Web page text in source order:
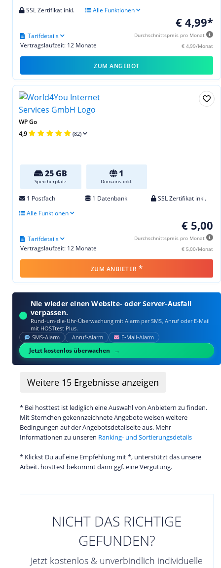
SSL Zertifikat inkl.
Alle Funktionen
€ 4,99*
Durchschnittspreis pro Monat
€ 4,99/Monat
Vertragslaufzeit: 12 Monate
Tarifdetails
ZUM ANGEBOT
WP Go
4,9 (82)
25 GB
Speicherplatz
1
Domains inkl.
1 Postfach 1 Datenbank
SSL Zertifikat inkl.
Alle Funktionen
€ 5,00
Durchschnittspreis pro Monat
€ 5,00/Monat
Vertragslaufzeit: 12 Monate
Tarifdetails
ZUM ANBIETER *
Nie wieder einen Website- oder Server-Ausfall
verpassen.
Rund-um-die-Uhr-Überwachung mit Alarm per SMS, Anruf oder E‑Mail
mit HOSTtest Plus.
SMS‑Alarm Anruf‑Alarm E‑Mail‑Alarm
Jetzt kostenlos überwachen
Weitere 15 Ergebnisse anzeigen
* Bei hosttest ist lediglich eine Auswahl von Anbietern zu finden.
Mit Sternchen gekennzeichnete Angebote weisen weitere
Bedingungen auf der Angebotsdetailseite aus. Mehr
Informationen zu unseren Ranking- und Sortierungsdetails
* Klickst Du auf eine Empfehlung mit *, unterstützt das unsere
Arbeit. hosttest bekommt dann ggf. eine Vergütung.
NICHT DAS RICHTIGE
GEFUNDEN?
Jetzt kostenlos & unverbindlich individuelle